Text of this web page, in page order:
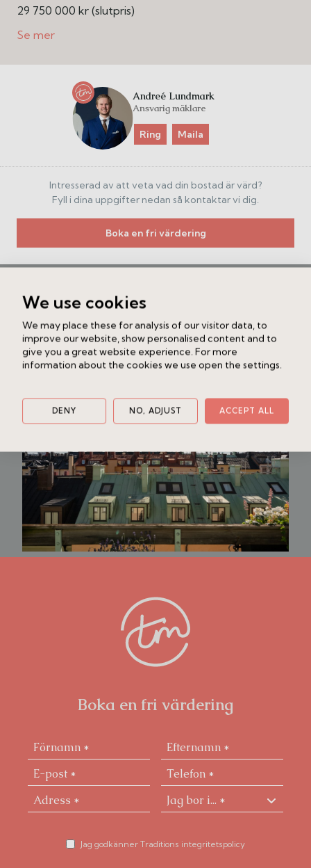
29 750 000 kr (slutpris)
Andreé Lundmark
Ansvarig mäklare
Ring Maila
Intresserad av att veta vad din bostad är värd?
Fyll i dina uppgifter nedan så kontaktar vi dig.
Boka en fri värdering
Liknande bostad
Hälsingegatan 9
Vasastan - Vasaparken 5 rok177 + 10 kvm
28 500 000 kr
Boka en fri värdering
Jag godkänner Traditions integritetspolicy
We use cookies
We may place these for analysis of our visitor data, to
improve our website, show personalised content and to
give you a great website experience. For more
information about the cookies we use open the settings.
DENY NO, ADJUST ACCEPT ALL